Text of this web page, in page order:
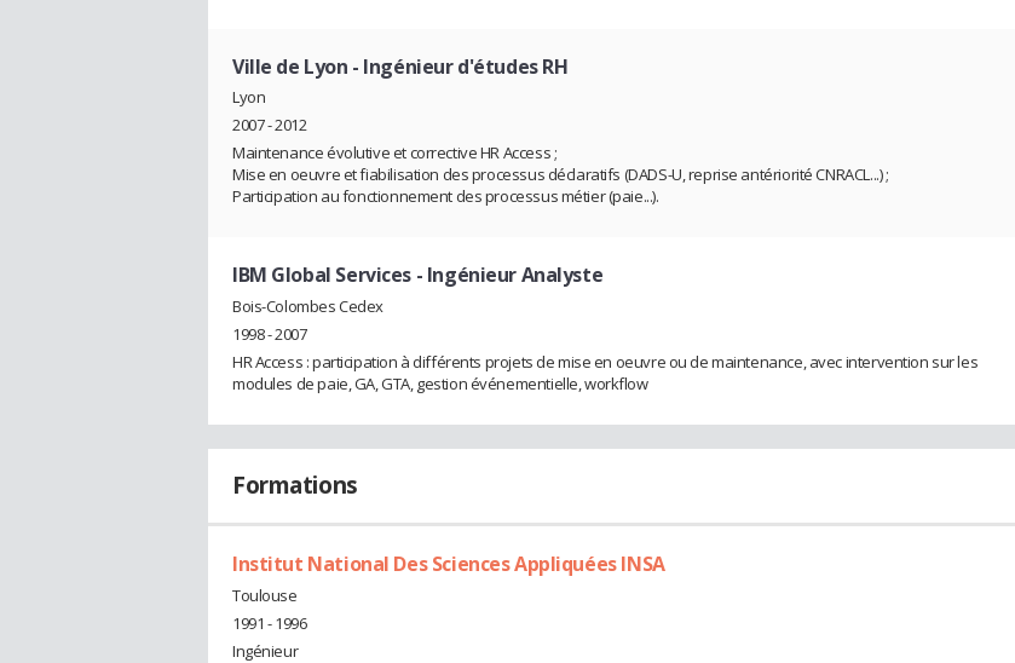
Ville de Lyon - Ingénieur d'études RH
Lyon
2007 - 2012
Maintenance évolutive et corrective HR Access ;
Mise en oeuvre et fiabilisation des processus déclaratifs (DADS-U, reprise antériorité CNRACL...) ;
Participation au fonctionnement des processus métier (paie...).
IBM Global Services - Ingénieur Analyste
Bois-Colombes Cedex
1998 - 2007
HR Access : participation à différents projets de mise en oeuvre ou de maintenance, avec intervention sur les
modules de paie, GA, GTA, gestion événementielle, workflow
Formations
Institut National Des Sciences Appliquées INSA
Toulouse
1991 - 1996
Ingénieur